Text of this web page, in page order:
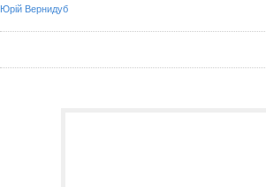
Юрій Вернидуб